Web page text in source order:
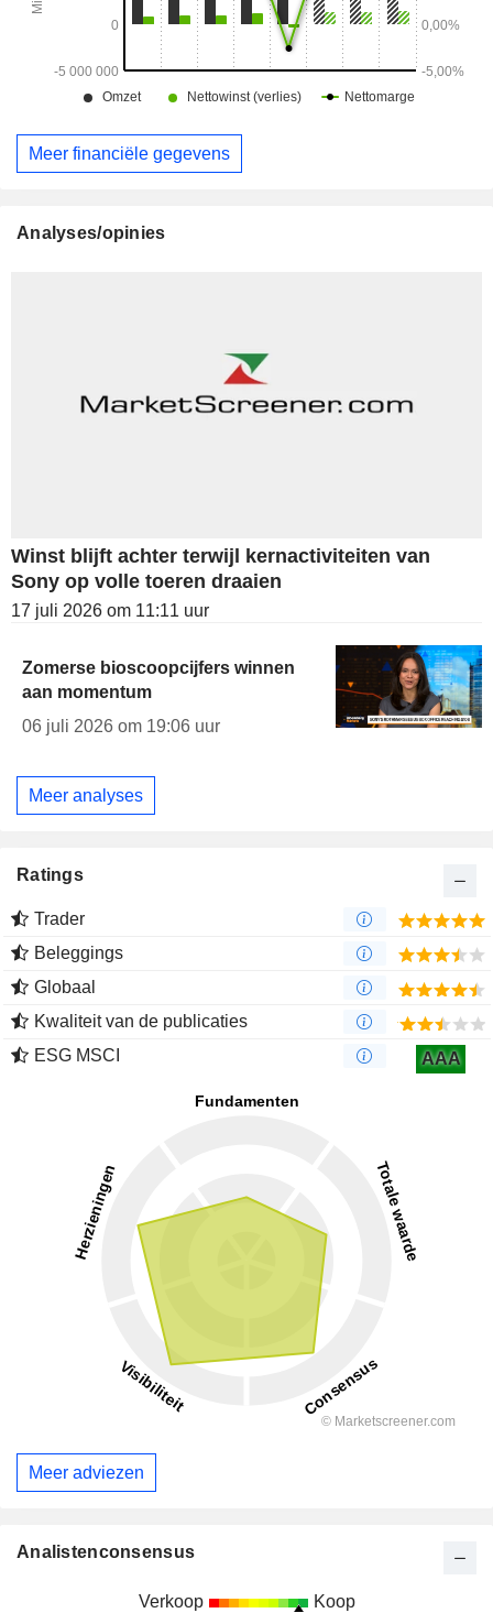
Meer financiële gegevens
Analyses/opinies
Winst blijft achter terwijl kernactiviteiten van
Sony op volle toeren draaien
17 juli 2026 om 11:11 uur
Zomerse bioscoopcijfers winnen
aan momentum
06 juli 2026 om 19:06 uur
Meer analyses
Ratings
Trader
Beleggings
Globaal
Kwaliteit van de publicaties
ESG MSCI
AAA
Meer adviezen
Analistenconsensus
Verkoop Koop